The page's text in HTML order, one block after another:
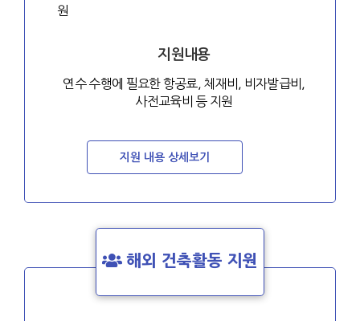
원
지원내용
연수 수행에 필요한 항공료, 체재비, 비자발급비,
사전교육비 등 지원
지원 내용 상세보기
해외 건축활동 지원